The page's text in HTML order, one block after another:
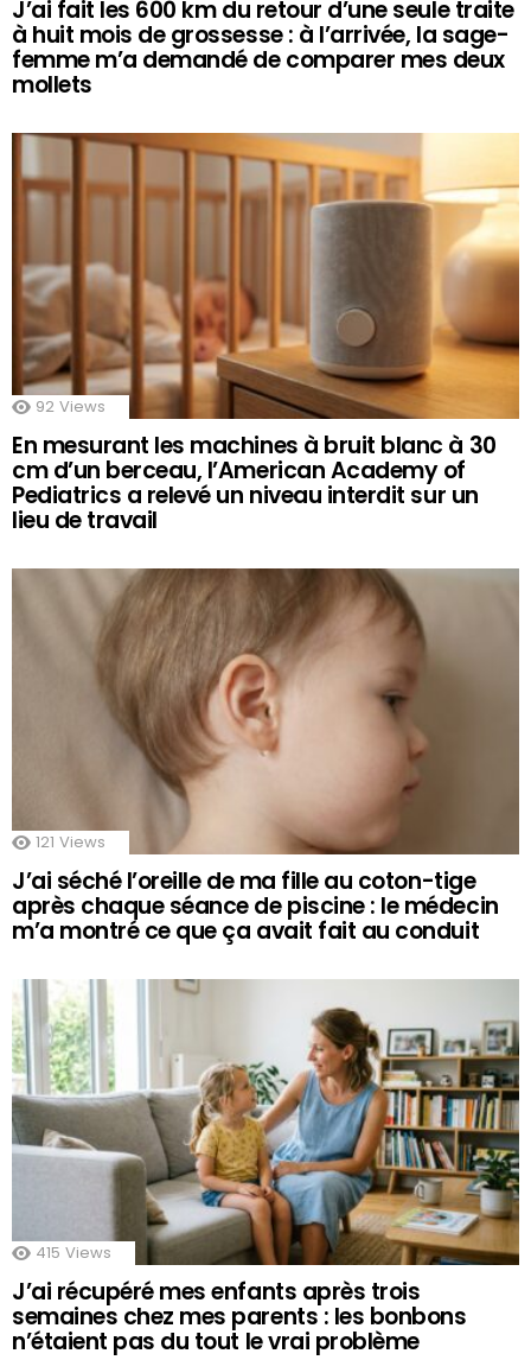
J’ai fait les 600 km du retour d’une seule traite
à huit mois de grossesse : à l’arrivée, la sage-
femme m’a demandé de comparer mes deux
mollets
92 Views
En mesurant les machines à bruit blanc à 30
cm d’un berceau, l’American Academy of
Pediatrics a relevé un niveau interdit sur un
lieu de travail
121 Views
J’ai séché l’oreille de ma fille au coton-tige
après chaque séance de piscine : le médecin
m’a montré ce que ça avait fait au conduit
415 Views
J’ai récupéré mes enfants après trois
semaines chez mes parents : les bonbons
n’étaient pas du tout le vrai problème